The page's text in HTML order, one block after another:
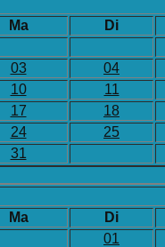
Ma
Di
03
04
10
11
17
18
24
25
31
Ma
Di
01